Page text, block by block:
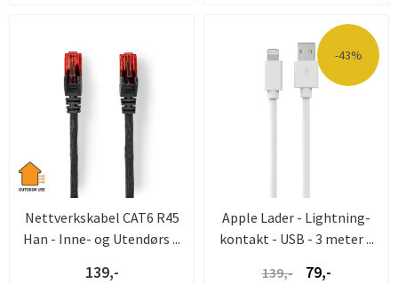
Nettverkskabel CAT6 R45
Han - Inne- og Utendørs ...
139,-
-43%
Apple Lader - Lightning-
kontakt - USB - 3 meter ...
139,-
79,-